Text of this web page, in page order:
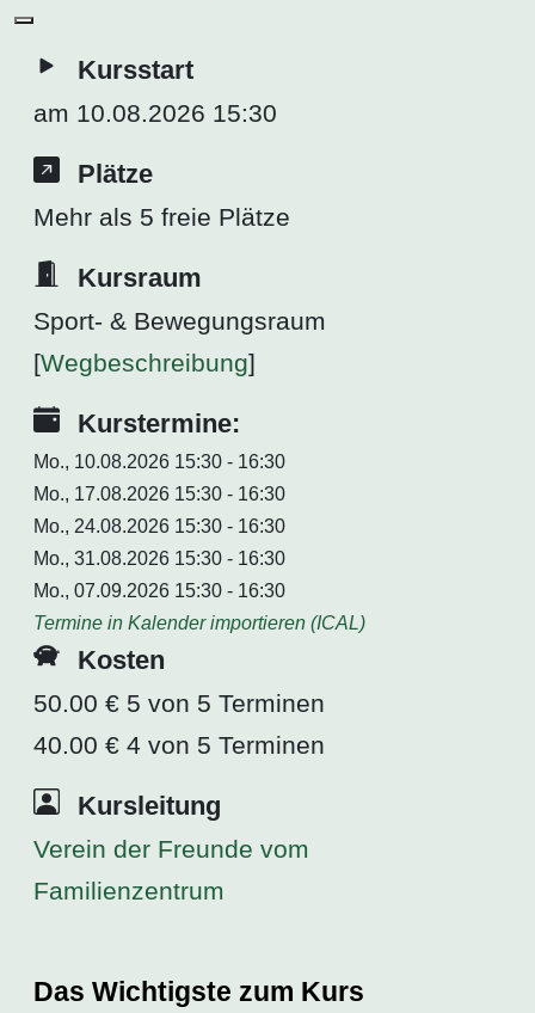
Kursstart
am 10.08.2026 15:30
Plätze
Mehr als 5 freie Plätze
Kursraum
Sport- & Bewegungsraum
[Wegbeschreibung]
Kurstermine:
Mo., 10.08.2026 15:30 - 16:30
Mo., 17.08.2026 15:30 - 16:30
Mo., 24.08.2026 15:30 - 16:30
Mo., 31.08.2026 15:30 - 16:30
Mo., 07.09.2026 15:30 - 16:30
Termine in Kalender importieren (ICAL)
Kosten
50.00 € 5 von 5 Terminen
40.00 € 4 von 5 Terminen
Kursleitung
Verein der Freunde vom
Familienzentrum
Das Wichtigste zum Kurs